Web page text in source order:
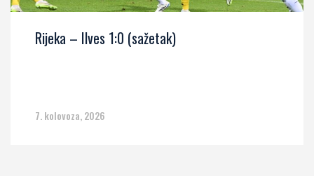
Rijeka – Ilves 1:0 (sažetak)
7. kolovoza, 2026